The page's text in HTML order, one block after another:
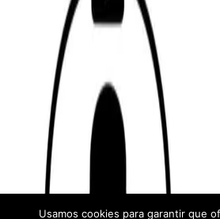
Usamos cookies para garantir que